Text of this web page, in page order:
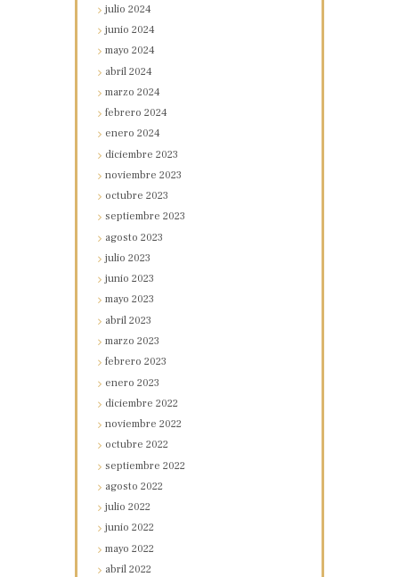
julio2024
junio2024
mayo2024
abril2024
marzo2024
febrero2024
enero2024
diciembre2023
noviembre2023
octubre2023
septiembre2023
agosto2023
julio2023
junio2023
mayo2023
abril2023
marzo2023
febrero2023
enero2023
diciembre2022
noviembre2022
octubre2022
septiembre2022
agosto2022
julio2022
junio2022
mayo2022
abril2022